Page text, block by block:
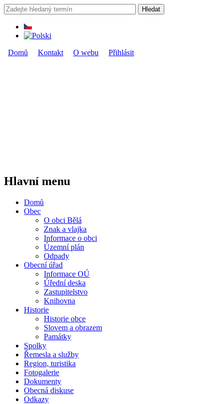
Přejít k hlavnímu obsahu
Vyhledávání
Hledat
Domů Kontakt O webu Přihlásit
Hlavní menu
Domů
Obec
O obci Bělá
Znak a vlajka
Informace o obci
Územní plán
Odpady
Obecní úřad
Informace OÚ
Úřední deska
Zastupitelstvo
Knihovna
Historie
Historie obce
Slovem a obrazem
Památky
Spolky
Řemesla a služby
Region, turistika
Fotogalerie
Dokumenty
Obecná diskuse
Odkazy